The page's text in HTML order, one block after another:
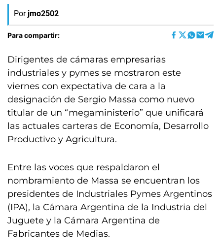
Por jmo2502
Para compartir:
Dirigentes de cámaras empresarias
industriales y pymes se mostraron este
viernes con expectativa de cara a la
designación de Sergio Massa como nuevo
titular de un “megaministerio” que unificará
las actuales carteras de Economía, Desarrollo
Productivo y Agricultura.
Entre las voces que respaldaron el
nombramiento de Massa se encuentran los
presidentes de Industriales Pymes Argentinos
(IPA), la Cámara Argentina de la Industria del
Juguete y la Cámara Argentina de
Fabricantes de Medias.